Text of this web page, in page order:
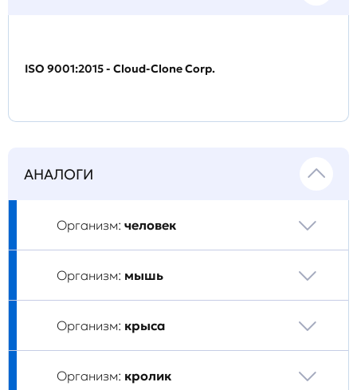
ISO 9001:2015 - Cloud-Clone Corp.
АНАЛОГИ
Организм: человек
Организм: мышь
Организм: крыса
Организм: кролик